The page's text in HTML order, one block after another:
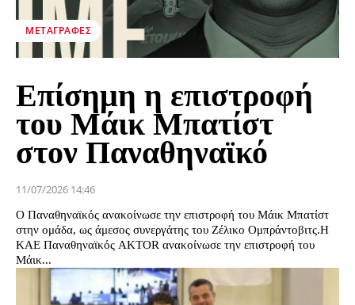
ΜΕΤΑΓΡΑΦΈΣ
Επίσημη η επιστροφή
του Μάικ Μπατίστ
στον Παναθηναϊκό
11/07/2026 14:46
Ο Παναθηναϊκός ανακοίνωσε την επιστροφή του Μάικ Μπατίστ
στην ομάδα, ως άμεσος συνεργάτης του Ζέλικο Ομπράντοβιτς.Η
ΚΑΕ Παναθηναϊκός AKTOR ανακοίνωσε την επιστροφή του
Μάικ...